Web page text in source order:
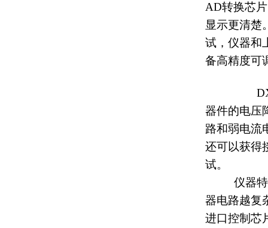
AD转换芯
显示更清楚
试，仪器和
备高精度可
器件的电压
路和弱电流
还可以获得
试。
仪器
器电路越复
进口控制芯